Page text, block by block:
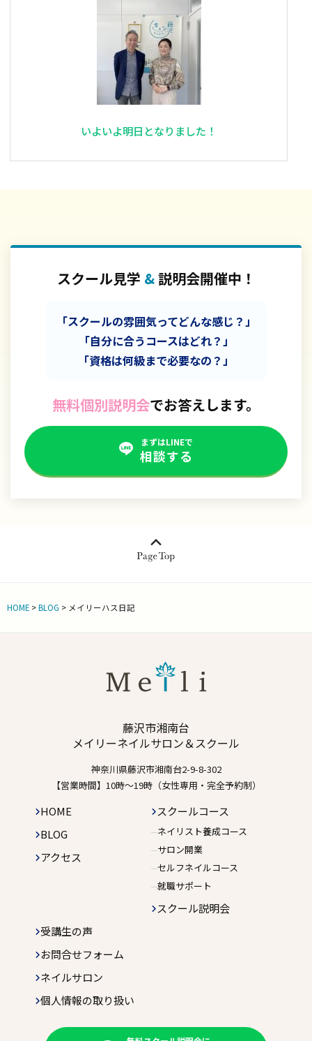
いよいよ明日となりました！
スクール見学 &説明会開催中！
「スクールの雰囲気ってどんな感じ？」
「自分に合うコースはどれ？」
「資格は何級まで必要なの？」
無料個別説明会でお答えします。
まずはLINEで
相談する
HOME >BLOG > メイリーハス日記
藤沢市湘南台
メイリーネイルサロン＆スクール
神奈川県藤沢市湘南台2-9-8-302
【営業時間】10時〜19時（女性専用・完全予約制）
HOME
BLOG
アクセス
スクールコース
ネイリスト養成コース
サロン開業
セルフネイルコース
就職サポート
スクール説明会
受講生の声
お問合せフォーム
ネイルサロン
個人情報の取り扱い